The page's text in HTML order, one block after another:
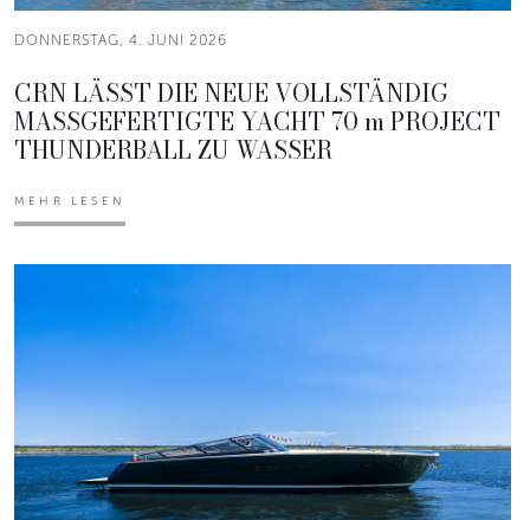
DONNERSTAG, 4. JUNI 2026
CRN LÄSST DIE NEUE VOLLSTÄNDIG
MASSGEFERTIGTE YACHT 70 m PROJECT
THUNDERBALL ZU WASSER
MEHR LESEN